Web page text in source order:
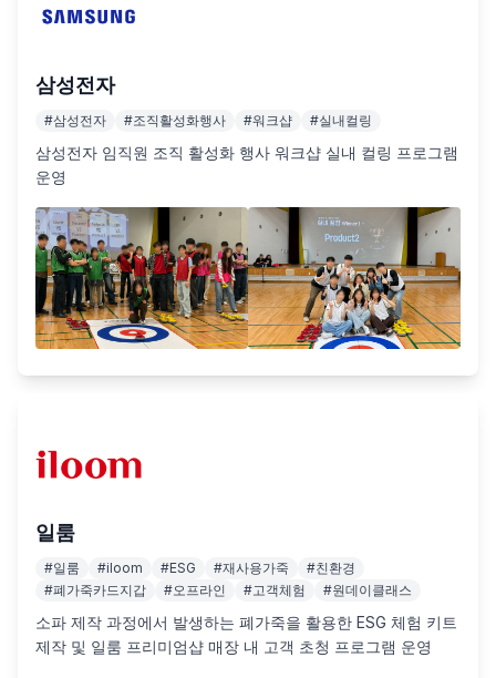
삼성전자
#삼성전자 #조직활성화행사 #워크샵 #실내컬링
삼성전자 임직원 조직 활성화 행사 워크샵 실내 컬링 프로그램
운영
일룸
#일룸 #iloom #ESG #재사용가죽 #친환경
#폐가죽카드지갑 #오프라인 #고객체험 #원데이클래스
소파 제작 과정에서 발생하는 폐가죽을 활용한 ESG 체험 키트
제작 및 일룸 프리미엄샵 매장 내 고객 초청 프로그램 운영